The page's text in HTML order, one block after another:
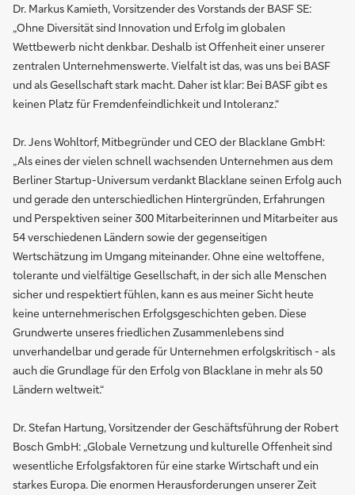
Dr. Markus Kamieth, Vorsitzender des Vorstands der BASF SE:
„Ohne Diversität sind Innovation und Erfolg im globalen
Wettbewerb nicht denkbar. Deshalb ist Offenheit einer unserer
zentralen Unternehmenswerte. Vielfalt ist das, was uns bei BASF
und als Gesellschaft stark macht. Daher ist klar: Bei BASF gibt es
keinen Platz für Fremdenfeindlichkeit und Intoleranz.“
Dr. Jens Wohltorf, Mitbegründer und CEO der Blacklane GmbH:
„Als eines der vielen schnell wachsenden Unternehmen aus dem
Berliner Startup-Universum verdankt Blacklane seinen Erfolg auch
und gerade den unterschiedlichen Hintergründen, Erfahrungen
und Perspektiven seiner 300 Mitarbeiterinnen und Mitarbeiter aus
54 verschiedenen Ländern sowie der gegenseitigen
Wertschätzung im Umgang miteinander. Ohne eine weltoffene,
tolerante und vielfältige Gesellschaft, in der sich alle Menschen
sicher und respektiert fühlen, kann es aus meiner Sicht heute
keine unternehmerischen Erfolgsgeschichten geben. Diese
Grundwerte unseres friedlichen Zusammenlebens sind
unverhandelbar und gerade für Unternehmen erfolgskritisch - als
auch die Grundlage für den Erfolg von Blacklane in mehr als 50
Ländern weltweit.“
Dr. Stefan Hartung, Vorsitzender der Geschäftsführung der Robert
Bosch GmbH: „Globale Vernetzung und kulturelle Offenheit sind
wesentliche Erfolgsfaktoren für eine starke Wirtschaft und ein
starkes Europa. Die enormen Herausforderungen unserer Zeit